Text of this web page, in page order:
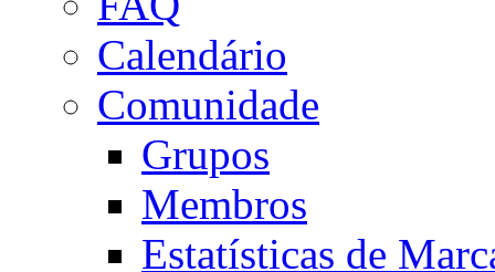
Calendário
Comunidade
Grupos
Membros
Estatísticas de